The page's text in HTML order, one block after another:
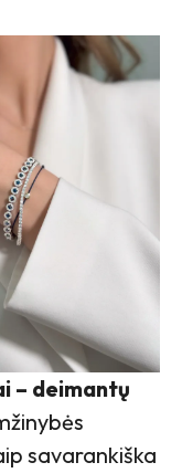
– deimantų
savarankiška